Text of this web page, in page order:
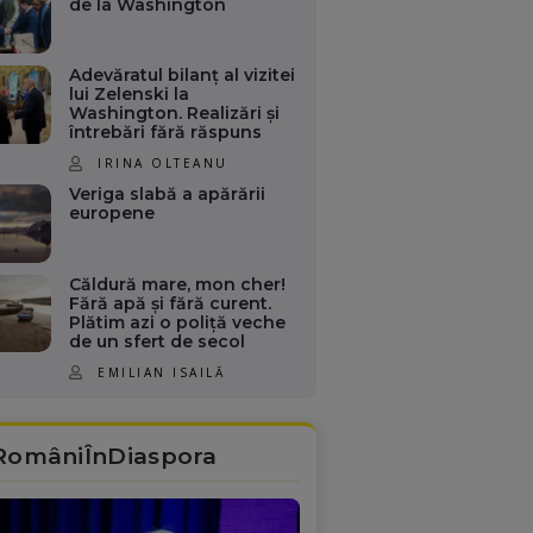
Adevăratul bilanț al vizitei
lui Zelenski la
Washington. Realizări și
întrebări fără răspuns
IRINA OLTEANU
Veriga slabă a apărării
europene
Căldură mare, mon cher!
Fără apă și fără curent.
Plătim azi o poliță veche
de un sfert de secol
EMILIAN ISAILĂ